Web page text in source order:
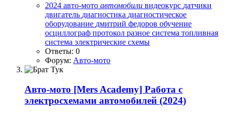
2024 авто-мото автомобили видеокурс датчики
двигатель диагностика диагностическое
оборудование дмитрий федоров обучение
осциллограф протокол разное система топливная
система электрические схемы
Ответы: 0
Форум: Авто-мото
Авто-мото [Mers Academy] Работа с
электросхемами автомобилей (2024)